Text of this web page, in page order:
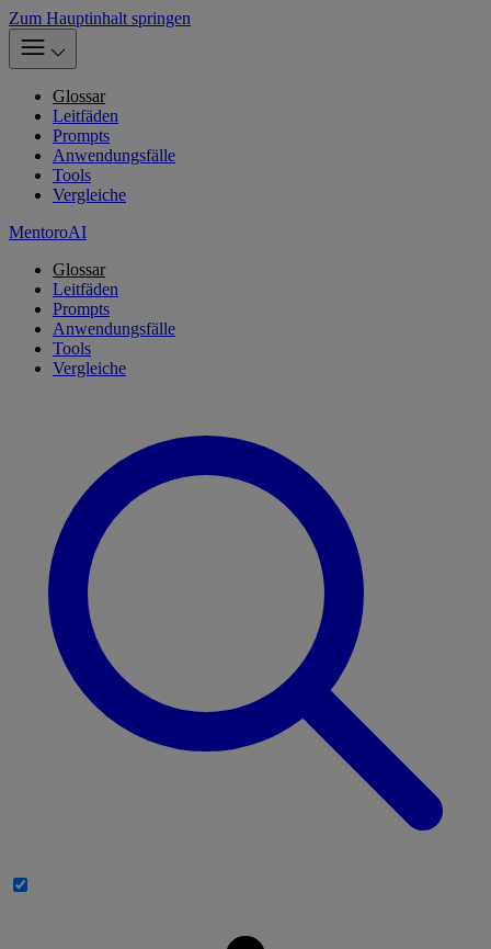
Zum Hauptinhalt springen
Glossar
Leitfäden
Prompts
Anwendungsfälle
Tools
Vergleiche
MentoroAI
Glossar
Leitfäden
Prompts
Anwendungsfälle
Tools
Vergleiche